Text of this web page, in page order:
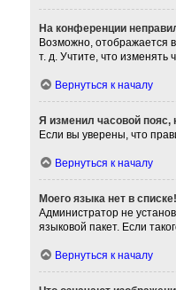
На конференции
Возможно, отображается
т. д. Учтите, что изменять
Вернуться к началу
Я изменил часовой пояс,
Если вы уверены, что
Вернуться к началу
Моего языка нет в списке!
Администратор не
языковой пакет. Если
Вернуться к началу